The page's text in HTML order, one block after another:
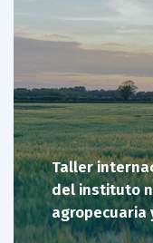
Taller
del instituto
agropecuaria